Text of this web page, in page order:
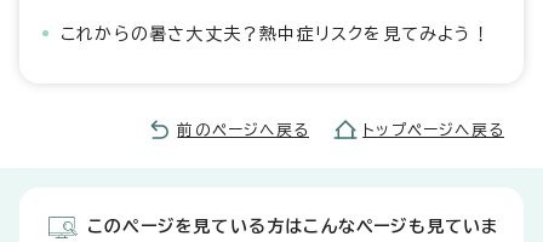
これからの暑さ大丈夫？熱中症リスクを見てみよう！
前のページへ戻る トップページへ戻る
このページを見ている方はこんなページも見ていま